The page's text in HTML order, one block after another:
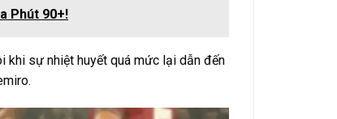
Phút 90+!
khi sự nhiệt huyết quá mức lại dẫn đến